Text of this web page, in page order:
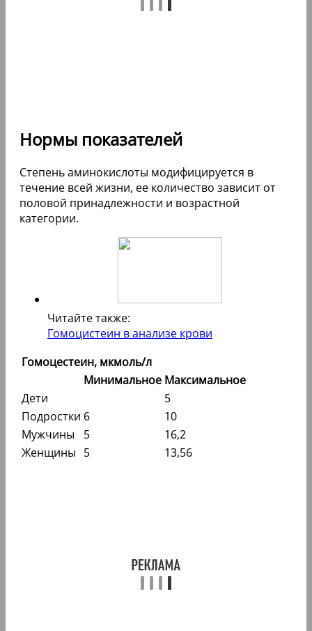
Нормы показателей
Степень аминокислоты модифицируется в
течение всей жизни, ее количество зависит от
половой принадлежности и возрастной
категории.
Читайте также:
Гомоцистеин в анализе крови
Гомоцестеин, мкмоль/л
Минимальное Максимальное
Дети
5
Подростки 6
10
Мужчины
5
16,2
Женщины 5 13,56